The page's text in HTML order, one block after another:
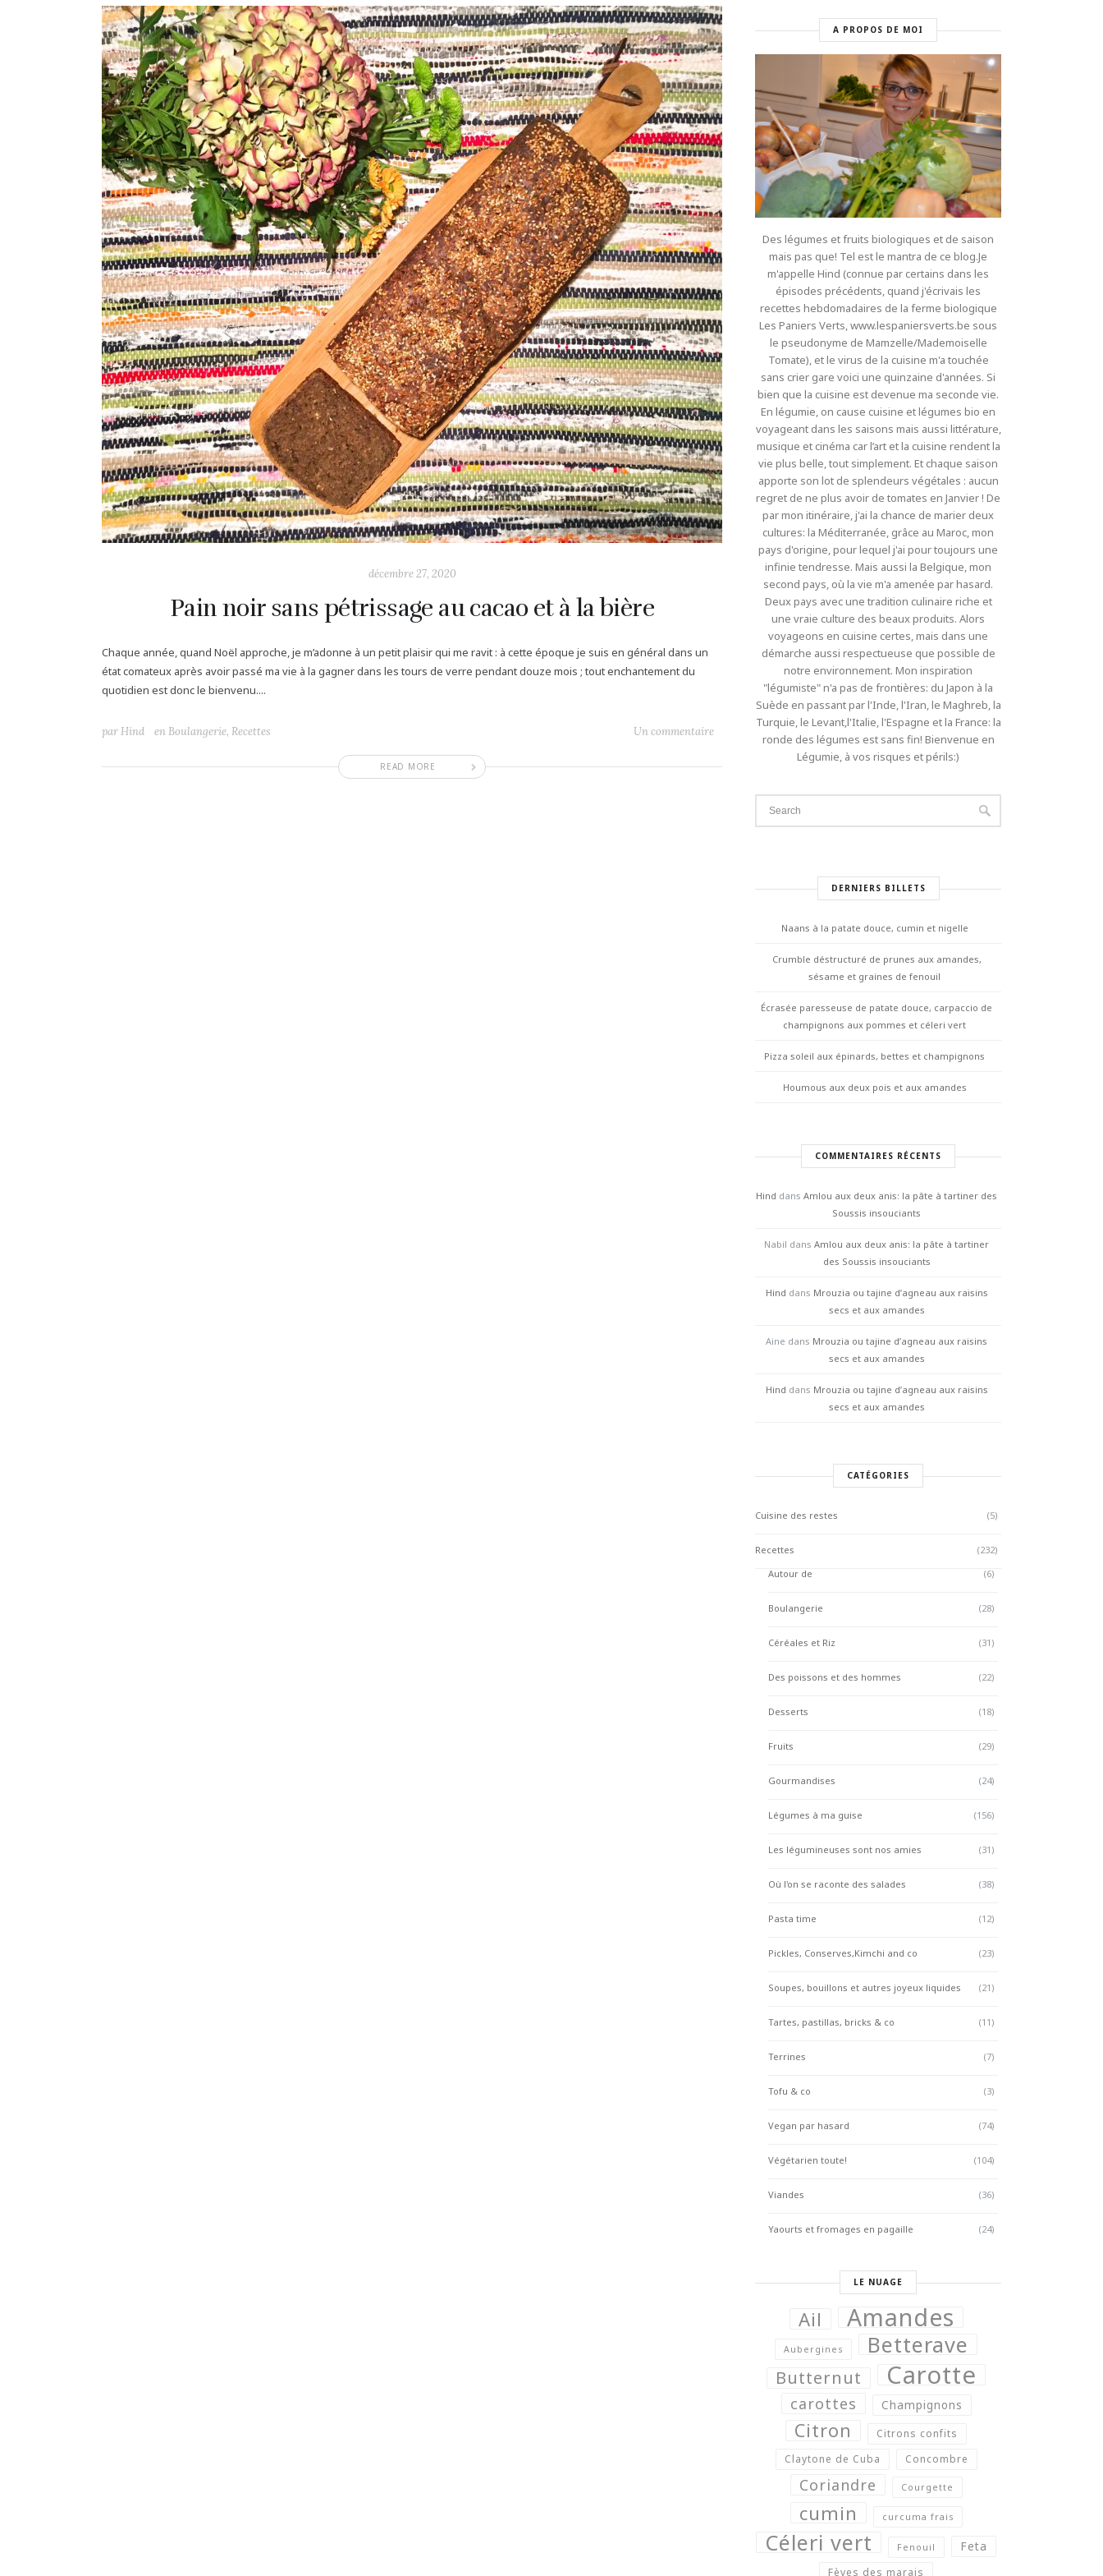
décembre 27, 2020
Pain noir sans pétrissage au cacao et à la bière
Chaque année, quand Noël approche, je m’adonne à un petit plaisir qui me ravit : à cette époque je suis en général dans un
état comateux après avoir passé ma vie à la gagner dans les tours de verre pendant douze mois ; tout enchantement du
quotidien est donc le bienvenu....
READ MORE
par Hind en Boulangerie, Recettes Un commentaire
A PROPOS DE MOI
Des légumes et fruits biologiques et de saison
mais pas que! Tel est le mantra de ce blog.Je
m'appelle Hind (connue par certains dans les
épisodes précédents, quand j'écrivais les
recettes hebdomadaires de la ferme biologique
Les Paniers Verts, www.lespaniersverts.be sous
le pseudonyme de Mamzelle/Mademoiselle
Tomate), et le virus de la cuisine m'a touchée
sans crier gare voici une quinzaine d'années. Si
bien que la cuisine est devenue ma seconde vie.
En légumie, on cause cuisine et légumes bio en
voyageant dans les saisons mais aussi littérature,
musique et cinéma car l’art et la cuisine rendent la
vie plus belle, tout simplement. Et chaque saison
apporte son lot de splendeurs végétales : aucun
regret de ne plus avoir de tomates en Janvier ! De
par mon itinéraire, j'ai la chance de marier deux
cultures: la Méditerranée, grâce au Maroc, mon
pays d'origine, pour lequel j'ai pour toujours une
infinie tendresse. Mais aussi la Belgique, mon
second pays, où la vie m'a amenée par hasard.
Deux pays avec une tradition culinaire riche et
une vraie culture des beaux produits. Alors
voyageons en cuisine certes, mais dans une
démarche aussi respectueuse que possible de
notre environnement. Mon inspiration
"légumiste" n'a pas de frontières: du Japon à la
Suède en passant par l'Inde, l'Iran, le Maghreb, la
Turquie, le Levant,l'Italie, l'Espagne et la France: la
ronde des légumes est sans fin! Bienvenue en
Légumie, à vos risques et périls:)
DERNIERS BILLETS
Naans à la patate douce, cumin et nigelle
Crumble déstructuré de prunes aux amandes,
sésame et graines de fenouil
Écrasée paresseuse de patate douce, carpaccio de
champignons aux pommes et céleri vert
Pizza soleil aux épinards, bettes et champignons
Houmous aux deux pois et aux amandes
COMMENTAIRES RÉCENTS
Hind dans Amlou aux deux anis: la pâte à tartiner des
Soussis insouciants
Nabil dans Amlou aux deux anis: la pâte à tartiner
des Soussis insouciants
Hind dans Mrouzia ou tajine d’agneau aux raisins
secs et aux amandes
Aine dans Mrouzia ou tajine d’agneau aux raisins
secs et aux amandes
Hind dans Mrouzia ou tajine d’agneau aux raisins
secs et aux amandes
CATÉGORIES
Cuisine des restes (5)
Recettes
(232)
Autour de
(6)
Boulangerie (28)
Céréales et Riz (31)
Des poissons et des hommes (22)
Desserts (18)
Fruits (29)
Gourmandises (24)
Légumes à ma guise (156)
Les légumineuses sont nos amies (31)
Où l'on se raconte des salades (38)
Pasta time (12)
Pickles, Conserves,Kimchi and co (23)
Soupes, bouillons et autres joyeux liquides (21)
Tartes, pastillas, bricks & co (11)
Terrines (7)
Tofu & co (3)
Vegan par hasard (74)
Végétarien toute! (104)
Viandes (36)
Yaourts et fromages en pagaille (24)
LE NUAGE
Ail Amandes
Aubergines Betterave
Butternut Carotte
carottes Champignons
Citron
Citrons confits
Claytone de Cuba
Concombre
Coriandre Courgette
cumin curcuma frais
Céleri vert Fenouil Feta
Fèves des marais